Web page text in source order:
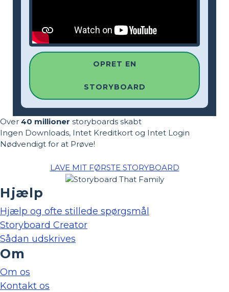
OPRET EN
STORYBOARD
Over 40 millioner storyboards skabt
Ingen Downloads, Intet Kreditkort og Intet Login
Nødvendigt for at Prøve!
LAVE MIT FØRSTE STORYBOARD
Hjælp
Hjælp og ofte stillede spørgsmål
Storyboard Creator
Sådan udskrives
Om
Om os
Kontakt os